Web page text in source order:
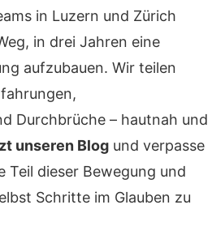
in Luzern und Zürich
in drei Jahren eine
aufzubauen. Wir teilen
Durchbrüche – hautnah und
unseren Blog und verpasse
Teil dieser Bewegung und
Schritte im Glauben zu